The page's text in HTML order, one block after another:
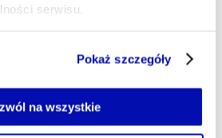
serwisu.
na zapisywanie plików cookie,
swoimi uprawnieniami, np. we
internetowej lub po wybraniu opcji
Pokaż szczegóły
na wszystkie